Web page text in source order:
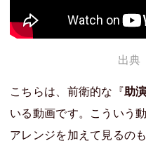
出典
こちらは、前衛的な『助
いる動画です。こういう
アレンジを加えて見るの